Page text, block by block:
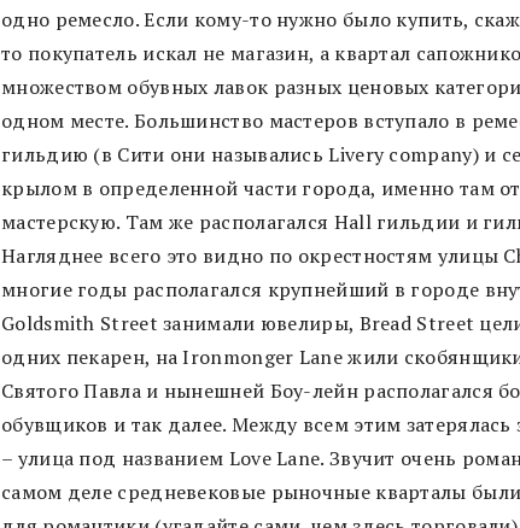
одно ремесло. Если кому-то нужно было купить,
то покупатель искал не магазин, а квартал
множеством обувных лавок разных ценовых
одном месте. Большинство мастеров вступало в
гильдию (в Сити они назывались Livery company) и
крылом в определенной части города, именно там
мастерскую. Там же располагался Hall гильдии и
Нагляднее всего это видно по окрестностям улицы
многие годы располагался крупнейший в городе
Goldsmith Street занимали ювелиры, Bread Street
одних пекарен, на Ironmonger Lane жили
Святого Павла и нынешней Боу-лейн располагался
обувщиков и так далее. Между всем этим затерялась
– улица под названием Love Lane. Звучит очень
самом деле средневековые рыночные кварталы